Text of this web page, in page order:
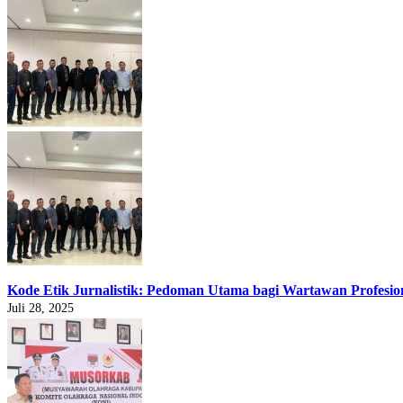
Kode Etik Jurnalistik: Pedoman Utama bagi Wartawan
Juli 28, 2025